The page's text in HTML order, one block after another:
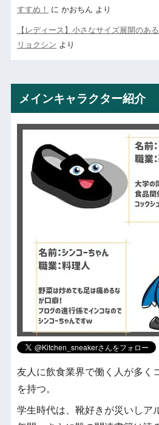
すすめ！
に かおちん より
【レディース】小さなサイズ展開のあ
リョクシン より
メインキャラクター紹介
友人に飲食業界で働く人が多く
を持つ。
学生時代は、靴好きが災いしア